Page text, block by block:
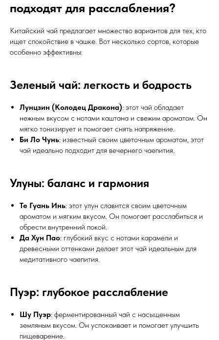
подходят для расслабления?
Китайский чай предлагает множество вариантов для тех, кто
ищет спокойствие в чашке. Вот несколько сортов, которые
особенно эффективны:
Зеленый чай: легкость и бодрость
Лунцзин (Колодец Дракона): этот чай обладает
нежным вкусом с нотами каштана и свежим ароматом. Он
мягко тонизирует и помогает снять напряжение.
Би Ло Чунь: известный своим цветочным ароматом, этот
чай идеально подходит для вечернего чаепития.
Улуны: баланс и гармония
Те Гуань Инь: этот улун славится своим цветочным
ароматом и мягким вкусом. Он помогает расслабиться и
обрести внутренний покой.
Да Хун Пао: глубокий вкус с нотами карамели и
древесными оттенками делает этот чай идеальным для
медитативного чаепития.
Пуэр: глубокое расслабление
Шу Пуэр: ферментированный чай с насыщенным
земляным вкусом. Он успокаивает и помогает улучшить
пищеварение.